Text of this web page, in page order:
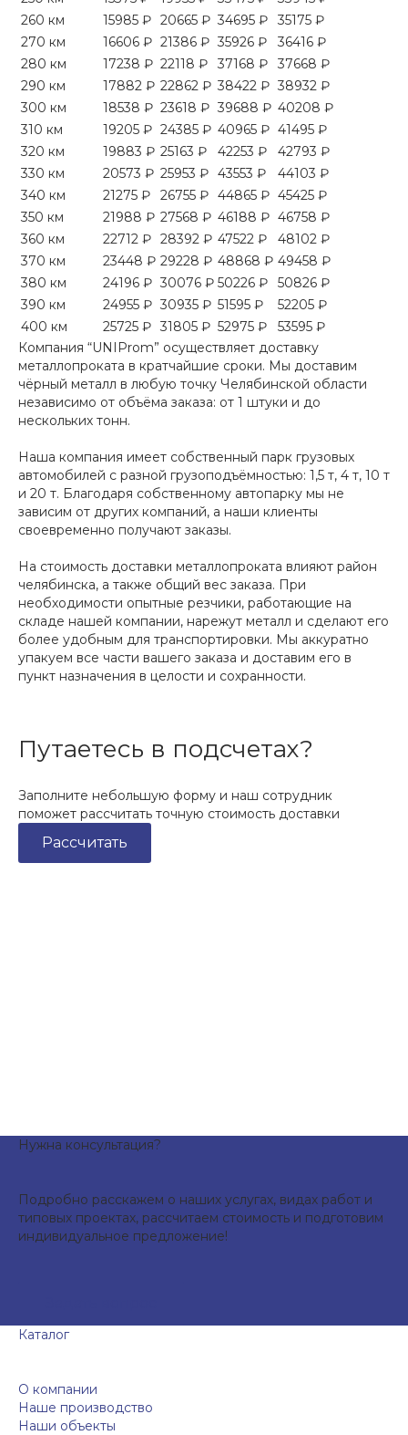
260 км
15985 ₽ 20665 ₽ 34695 ₽
35175 ₽
270 км
16606 ₽ 21386 ₽ 35926 ₽
36416 ₽
280 км
17238 ₽ 22118 ₽ 37168 ₽
37668 ₽
290 км
17882 ₽ 22862 ₽ 38422 ₽ 38932 ₽
300 км
18538 ₽ 23618 ₽ 39688 ₽ 40208 ₽
310 км
19205 ₽ 24385 ₽ 40965 ₽ 41495 ₽
320 км
19883 ₽ 25163 ₽ 42253 ₽
42793 ₽
330 км
20573 ₽ 25953 ₽ 43553 ₽
44103 ₽
340 км
21275 ₽ 26755 ₽ 44865 ₽ 45425 ₽
350 км
21988 ₽ 27568 ₽ 46188 ₽ 46758 ₽
360 км
22712 ₽ 28392 ₽ 47522 ₽
48102 ₽
370 км
23448 ₽ 29228 ₽ 48868 ₽ 49458 ₽
380 км
24196 ₽ 30076 ₽ 50226 ₽
50826 ₽
390 км
24955 ₽ 30935 ₽ 51595 ₽
52205 ₽
400 км
25725 ₽ 31805 ₽ 52975 ₽
53595 ₽
Компания “UNIProm” осуществляет доставку
металлопроката в кратчайшие сроки. Мы доставим
чёрный металл в любую точку Челябинской области
независимо от объёма заказа: от 1 штуки и до
нескольких тонн.
Наша компания имеет собственный парк грузовых
автомобилей с разной грузоподъёмностью: 1,5 т, 4 т, 10 т
и 20 т. Благодаря собственному автопарку мы не
зависим от других компаний, а наши клиенты
своевременно получают заказы.
На стоимость доставки металлопроката влияют район
челябинскa, а также общий вес заказа. При
необходимости опытные резчики, работающие на
складе нашей компании, нарежут металл и сделают его
более удобным для транспортировки. Мы аккуратно
упакуем все части вашего заказа и доставим его в
пункт назначения в целости и сохранности.
Путаетесь в подсчетах?
Заполните небольшую форму и наш сотрудник
поможет рассчитать точную стоимость доставки
Рассчитать
Нужна консультация?
Подробно расскажем о наших услугах, видах работ и
типовых проектах, рассчитаем стоимость и подготовим
индивидуальное предложение!
Каталог
О компании
Наше производство
Наши объекты